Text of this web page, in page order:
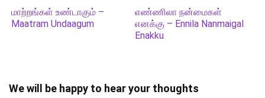
மாற்றங்கள் உண்டாகும் –
Maatram Undaagum
எண்ணிலா நன்மைகள்
எனக்கு – Ennila Nanmaigal
Enakku
We will be happy to hear your thoughts